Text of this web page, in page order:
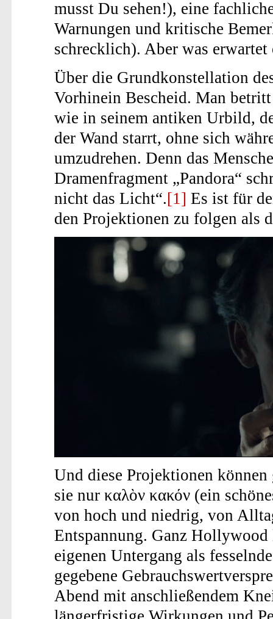
musst Du sehen!), eine
Warnungen und kritische
schrecklich). Aber was
Über die Grundkonstellation
Vorhinein Bescheid. Man
wie in seinem antiken Urbild,
der Wand starrt, ohne sich
umzudrehen. Denn das
Dramenfragment „Pandora“
nicht das Licht“.[1] Es ist für
den Projektionen zu folgen als
Und diese Projektionen
sie nur καλὸν κακόν (ein
von hoch und niedrig, von
Entspannung. Ganz Hollywood
eigenen Untergang als
gegebene
Abend mit anschließendem